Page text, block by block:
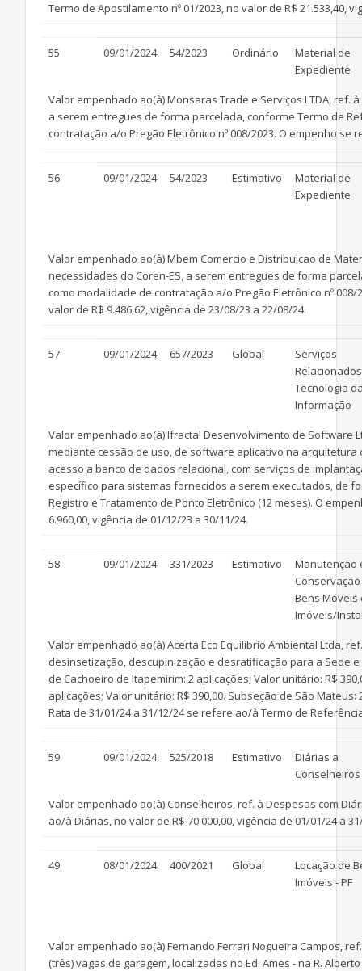
Termo de Apostilamento nº 01/2023, no valor de R$ 21.533,40,
55 09/01/2024 54/2023 Ordinário
Material de
Expediente
Valor empenhado ao(à) Monsaras Trade e Serviços LTDA,
a serem entregues de forma parcelada, conforme Termo de
contratação a/o Pregão Eletrônico nº 008/2023. O empenho se
56 09/01/2024 54/2023 Estimativo
Material de
Expediente
Valor empenhado ao(à) Mbem Comercio e Distribuicao de
necessidades do Coren-ES, a serem entregues de forma
como modalidade de contratação a/o Pregão Eletrônico nº
valor de R$ 9.486,62, vigência de 23/08/23 a 22/08/24.
57 09/01/2024 657/2023 Global
Serviços
Tecnologia
Informação
Valor empenhado ao(à) Ifractal Desenvolvimento de
mediante cessão de uso, de software aplicativo na
acesso a banco de dados relacional, com serviços de
específico para sistemas fornecidos a serem executados, de
Registro e Tratamento de Ponto Eletrônico (12 meses). O
6.960,00, vigência de 01/12/23 a 30/11/24.
58 09/01/2024 331/2023 Estimativo
Manutenção
Bens Móveis
Imóveis/
Valor empenhado ao(à) Acerta Eco Equilibrio Ambiental Ltda,
desinsetização, descupinização e desratificação para a Sede e
de Cachoeiro de Itapemirim: 2 aplicações; Valor unitário: R$
aplicações; Valor unitário: R$ 390,00. Subseção de São
Rata de 31/01/24 a 31/12/24 se refere ao/à Termo de
59 09/01/2024 525/2018 Estimativo
Diárias a
Conselheiros
Valor empenhado ao(à) Conselheiros, ref. à Despesas com
ao/à Diárias, no valor de R$ 70.000,00, vigência de 01/01/24 a
49 08/01/2024 400/2021 Global
Locação de
Imóveis - PF
Valor empenhado ao(à) Fernando Ferrari Nogueira Campos,
(três) vagas de garagem, localizadas no Ed. Ames - na R.